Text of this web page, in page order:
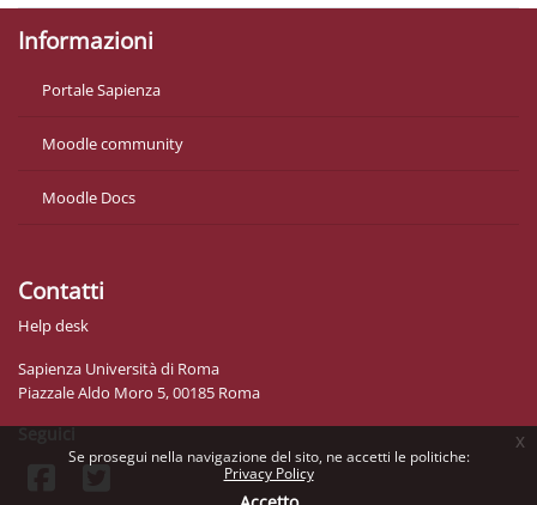
Se prosegui nella navigazione del sito, ne accetti le politiche:
Privacy Policy
x
Informazioni
Portale Sapienza
Moodle community
Moodle Docs
Contatti
Help desk
Sapienza Università di Roma
Piazzale Aldo Moro 5, 00185 Roma
Seguici